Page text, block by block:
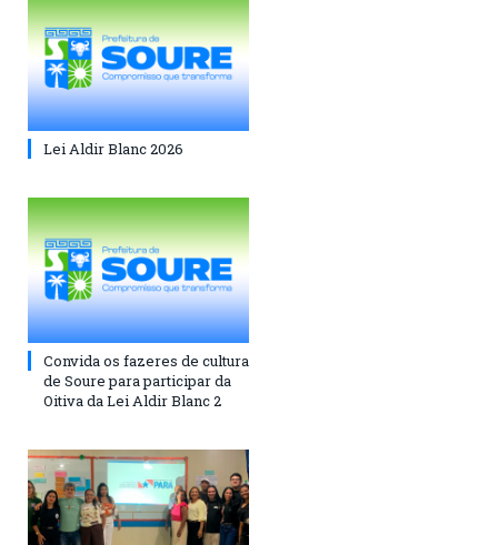
Lei Aldir Blanc 2026
Convida os fazeres de cultura
de Soure para participar da
Oitiva da Lei Aldir Blanc 2